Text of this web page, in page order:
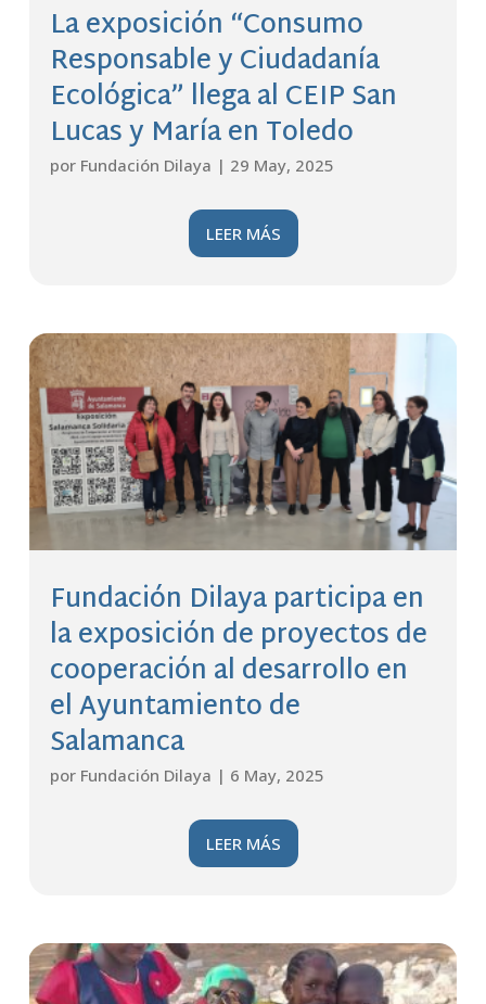
La exposición “Consumo
Responsable y Ciudadanía
Ecológica” llega al CEIP San
Lucas y María en Toledo
por Fundación Dilaya | 29 May, 2025
LEER MÁS
Fundación Dilaya participa en
la exposición de proyectos de
cooperación al desarrollo en
el Ayuntamiento de
Salamanca
por Fundación Dilaya | 6 May, 2025
LEER MÁS